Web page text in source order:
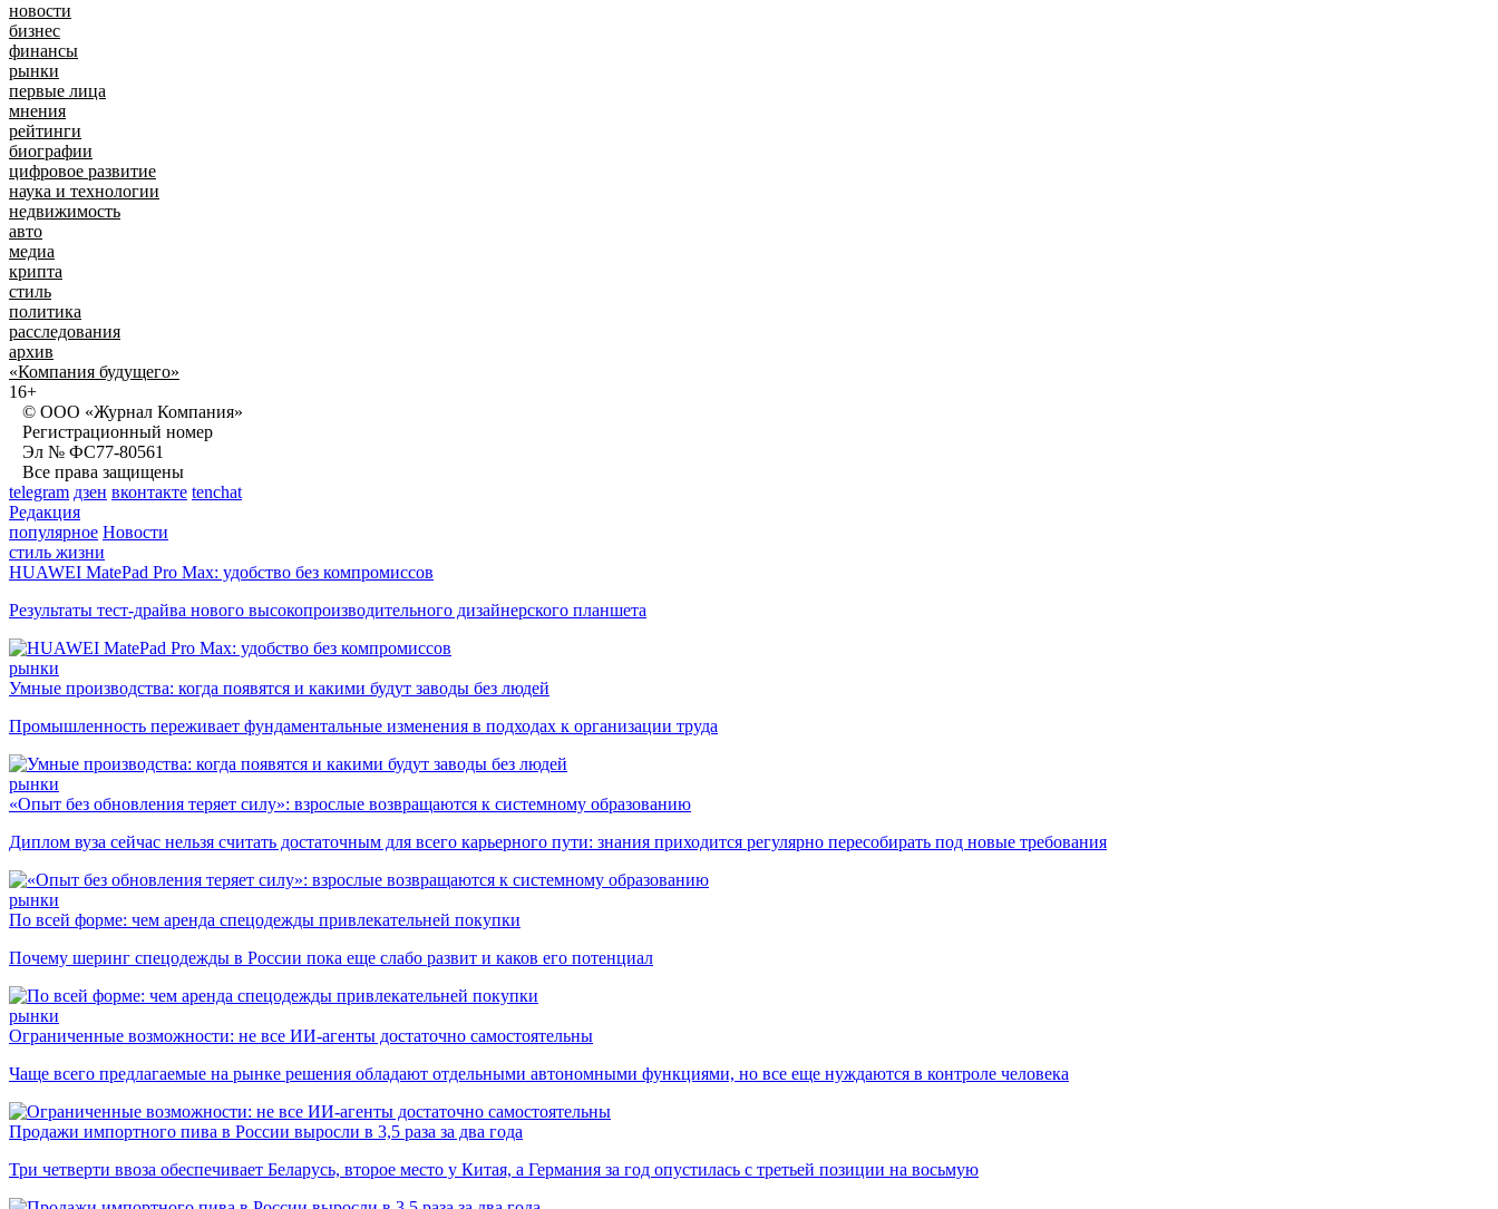
новости
бизнес
финансы
рынки
первые лица
мнения
рейтинги
биографии
цифровое развитие
наука и технологии
недвижимость
авто
медиа
крипта
стиль
политика
расследования
архив
«Компания будущего»
16+
© ООО «Журнал Компания»
Регистрационный номер
Эл № ФС77-80561
Все права защищены
telegram дзен вконтакте tenchat
Редакция
популярное Новости
стиль жизни
HUAWEI MatePad Pro Max: удобство без компромиссов
Результаты тест-драйва нового высокопроизводительного дизайнерского планшета
рынки
Умные производства: когда появятся и какими будут заводы без людей
Промышленность переживает фундаментальные изменения в подходах к организации труда
рынки
«Опыт без обновления теряет силу»: взрослые возвращаются к системному образованию
Диплом вуза сейчас нельзя считать достаточным для всего карьерного пути: знания приходится регулярно пересобирать под новые требования
рынки
По всей форме: чем аренда спецодежды привлекательней покупки
Почему шеринг спецодежды в России пока еще слабо развит и каков его потенциал
рынки
Ограниченные возможности: не все ИИ-агенты достаточно самостоятельны
Чаще всего предлагаемые на рынке решения обладают отдельными автономными функциями, но все еще нуждаются в контроле человека
Продажи импортного пива в России выросли в 3,5 раза за два года
Три четверти ввоза обеспечивает Беларусь, второе место у Китая, а Германия за год опустилась с третьей позиции на восьмую